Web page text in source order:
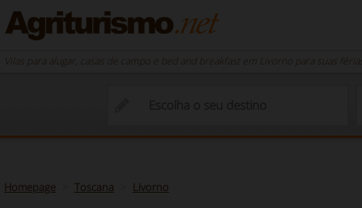
Vilas para alugar, casas de campo e bed and breakfast em Livorno para suas
Homepage Toscana Livorno